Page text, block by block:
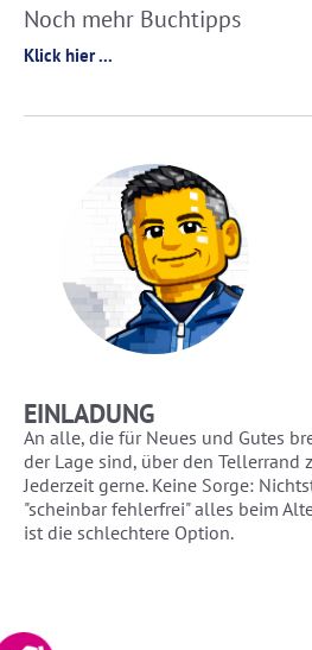
Noch mehr Buchtipps
Klick hier ...
EINLADUNG
An alle, die für Neues und Gutes
der Lage sind, über den Tellerrand
Jederzeit gerne. Keine Sorge:
"scheinbar fehlerfrei" alles beim
ist die schlechtere Option.